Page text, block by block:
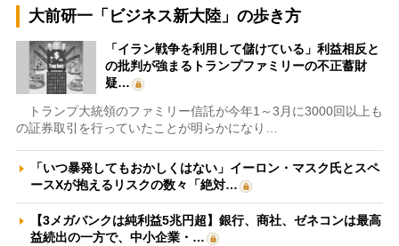
大前研一「ビジネス新大陸」の歩き方
「イラン戦争を利用して儲けている」利益相反と
の批判が強まるトランプファミリーの不正蓄財
疑…
トランプ大統領のファミリー信託が今年1～3月に3000回以上も
の証券取引を行っていたことが明らかになり…
「いつ暴発してもおかしくはない」イーロン・マスク氏とスペ
ースXが抱えるリスクの数々「絶対…
【3メガバンクは純利益5兆円超】銀行、商社、ゼネコンは最高
益続出の一方で、中小企業・…